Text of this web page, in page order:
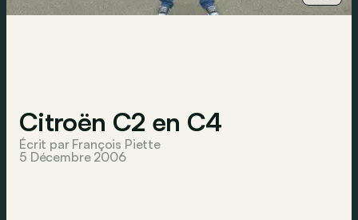
Citroën C2 en C4
Écrit par François Piette
5 Décembre 2006